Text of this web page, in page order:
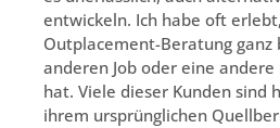
entwickeln. Ich habe oft
Outplacement-Beratung ganz
anderen Job oder eine
hat. Viele dieser Kunden sind
ihrem ursprünglichen